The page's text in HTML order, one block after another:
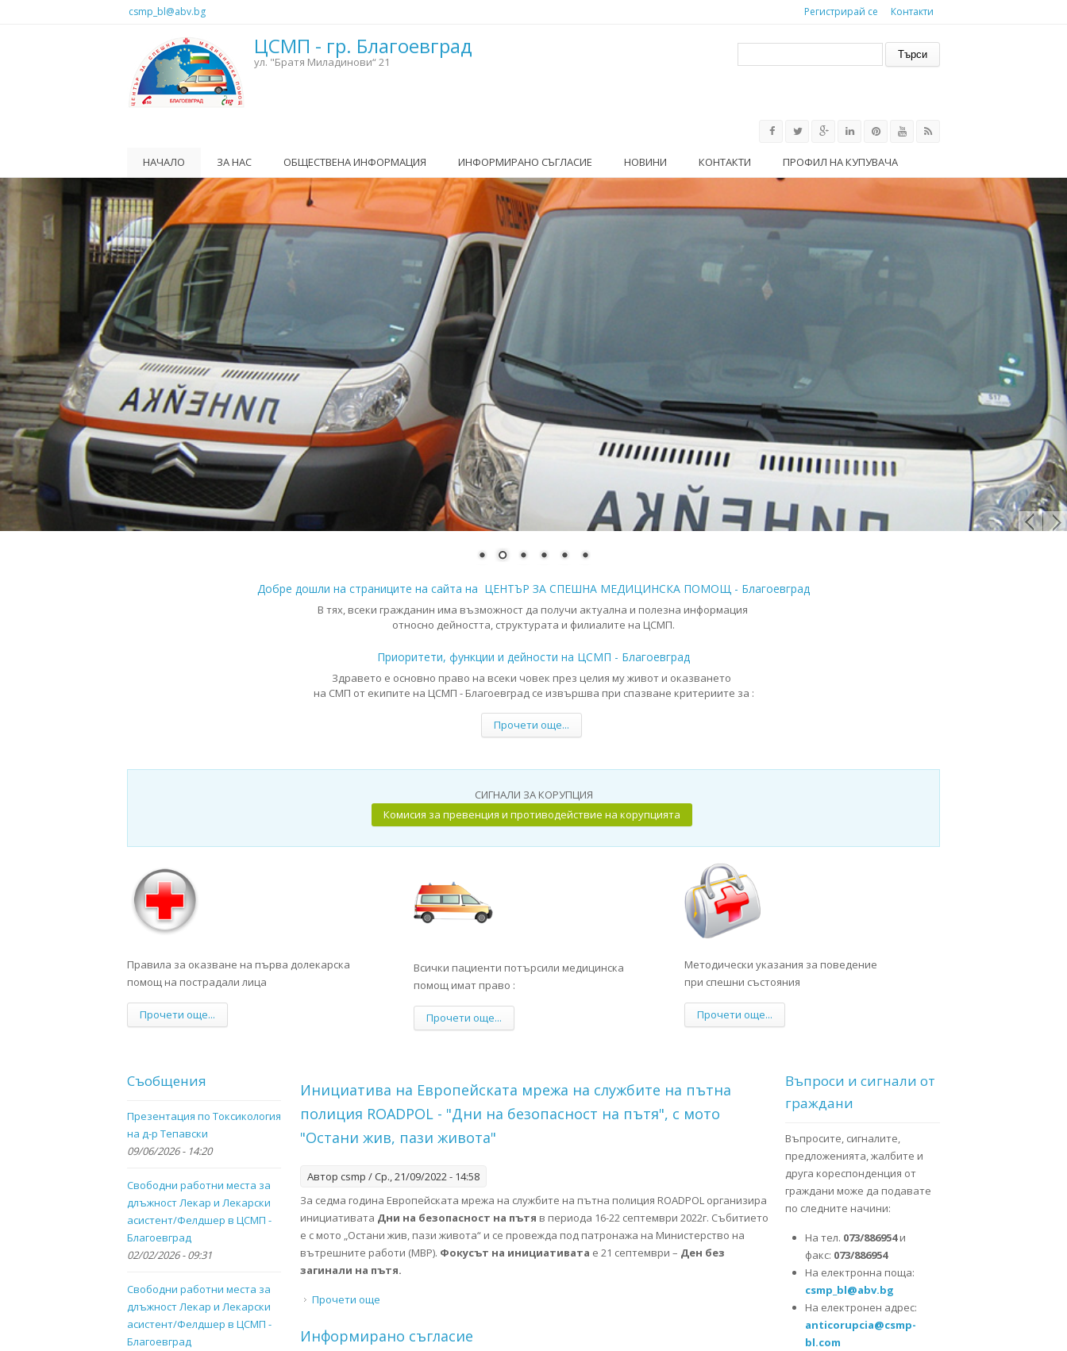
Премини към основното съдържание
csmp_bl@abv.bg Регистрирай се Контакти
ЦСМП - гр. Благоевград
ул. "Братя Миладинови“ 21
НАЧАЛО ЗА НАС ОБЩЕСТВЕНА ИНФОРМАЦИЯ ИНФОРМИРАНО СЪГЛАСИЕ НОВИНИ КОНТАКТИ ПРОФИЛ НА КУПУВАЧА
Добре дошли на страниците на сайта на ЦЕНТЪР ЗА СПЕШНА МЕДИЦИНСКА ПОМОЩ - Благоевград
В тях, всеки гражданин има възможност да получи актуална и полезна информация
относно дейността, структурата и филиалите на ЦСМП.
Приоритети, функции и дейности на ЦСМП - Благоевград
Здравето е основно право на всеки човек през целия му живот и оказването
на СМП от екипите на ЦСМП - Благоевград се извършва при спазване критериите за :
Прочети още...
СИГНАЛИ ЗА КОРУПЦИЯ
Комисия за превенция и противодействие на корупцията
Правила за оказване на първа долекарска
помощ на пострадали лица
Прочети още...
Всички пациенти потърсили медицинска
помощ имат право :
Прочети още...
Методически указания за поведение
при спешни състояния
Прочети още...
Инициатива на Европейската мрежа на службите на пътна
полиция ROADPOL - "Дни на безопасност на пътя", с мото
"Остани жив, пази живота"
Автор csmp / Ср., 21/09/2022 - 14:58
За седма година Европейската мрежа на службите на пътна полиция ROADPOL организира
инициативата Дни на безопасност на пътя в периода 16-22 септември 2022г. Събитието
е с мото „Остани жив, пази живота“ и се провежда под патронажа на Министерство на
вътрешните работи (МВР). Фокусът на инициативата е 21 септември – Ден без
загинали на пътя.
Прочети още about Инициатива на Европейската мрежа на службите на пътна полиция ROADPOL - "Дни на безопасност на пътя", с мото "Остани
Информирано съгласие
Съобщения
Презентация по Токсикология
на д-р Тепавски
09/06/2026 - 14:20
Свободни работни места за
длъжност Лекар и Лекарски
асистент/Фелдшер в ЦСМП -
Благоевград
02/02/2026 - 09:31
Свободни работни места за
длъжност Лекар и Лекарски
асистент/Фелдшер в ЦСМП -
Благоевград
Въпроси и сигнали от
граждани
Въпросите, сигналите,
предложенията, жалбите и
друга кореспонденция от
граждани може да подавате
по следните начини:
На тел. 073/886954и
факс: 073/886954
На електронна поща:
csmp_bl@abv.bg
На електронен адрес:
anticorupcia@csmp-
bl.com